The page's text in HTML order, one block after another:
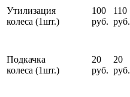
Утилизация
колеса (1шт.)
100
руб.
110
руб.
Подкачка
колеса (1шт.)
20
руб.
20
руб.